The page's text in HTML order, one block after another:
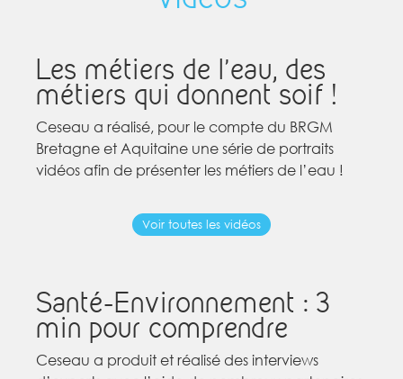
Les métiers de l’eau, des
métiers qui donnent soif !
Ceseau a réalisé, pour le compte du BRGM
Bretagne et Aquitaine une série de portraits
vidéos afin de présenter les métiers de l’eau !
Voir toutes les vidéos
Santé-Environnement : 3
min pour comprendre
Ceseau a produit et réalisé des interviews